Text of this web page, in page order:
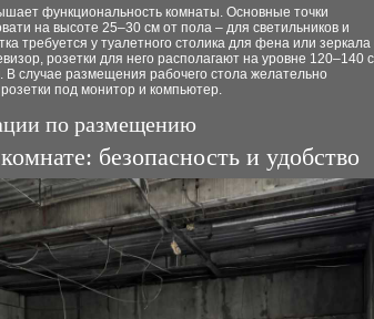
функциональность комнаты. Основные точки
на высоте 25–30 см от пола – для светильников и
требуется у туалетного столика для фена или зеркала
розетки для него располагают на уровне 120–140
случае размещения рабочего стола желательно
под монитор и компьютер.
по размещению
безопасность и удобство